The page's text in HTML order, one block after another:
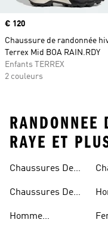
Prix
€ 120
Chaussure de randonnée
Terrex Mid BOA RAIN.RDY
Enfants TERREX
2 couleurs
RANDONNEE
RAYE ET
Chaussures De
Chaussures De
Imperméables
Homme